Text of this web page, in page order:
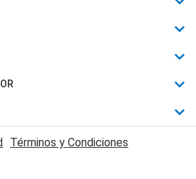
Términos y Condiciones